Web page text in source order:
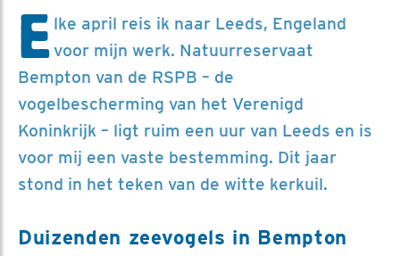
E lke april reis ik naar Leeds, Engeland
voor mijn werk. Natuurreservaat
Bempton van de RSPB – de
vogelbescherming van het Verenigd
Koninkrijk – ligt ruim een uur van Leeds en is
voor mij een vaste bestemming. Dit jaar
stond in het teken van de witte kerkuil.
Duizenden zeevogels in Bempton